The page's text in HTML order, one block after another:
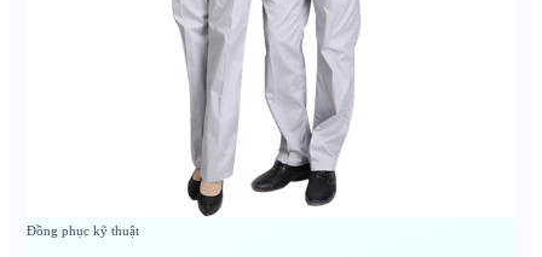
Đồng phục kỹ thuật